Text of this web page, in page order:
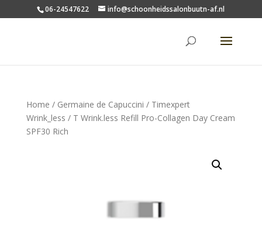
06-24547622 info@schoonheidssalonbuutn-af.nl
Home / Germaine de Capuccini / Timexpert
Wrink_less / T Wrink.less Refill Pro-Collagen Day Cream
SPF30 Rich